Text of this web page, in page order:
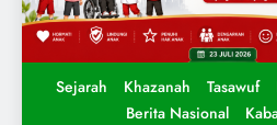
Sejarah Khazanah Tasawuf
Berita Nasional